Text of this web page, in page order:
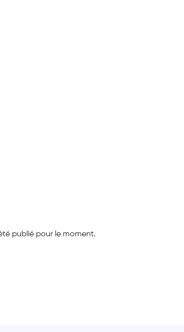
publié pour le moment.